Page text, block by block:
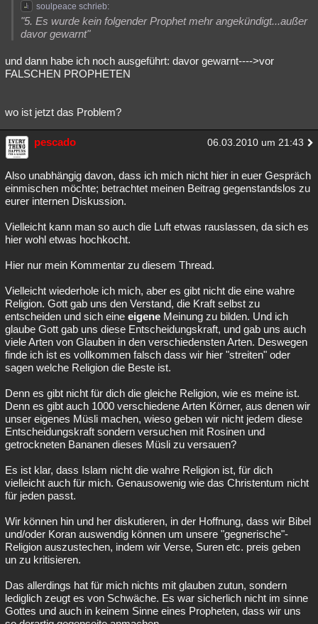
soulpeace schrieb:
"5. Es wurde kein folgender Prophet mehr angekündigt...außer
davor gewarnt"
und dann habe ich noch ausgeführt: davor gewarnt---->vor
FALSCHEN PROPHETEN
wo ist jetzt das Problem?
pescado 06.03.2010 um 21:43
Also unabhängig davon, dass ich mich nicht hier in euer Gespräch
einmischen möchte; betrachtet meinen Beitrag gegenstandslos zu
eurer internen Diskussion.
Vielleicht kann man so auch die Luft etwas rauslassen, da sich es
hier wohl etwas hochkocht.
Hier nur mein Kommentar zu diesem Thread.
Vielleicht wiederhole ich mich, aber es gibt nicht die eine wahre
Religion. Gott gab uns den Verstand, die Kraft selbst zu
entscheiden und sich eine eigene Meinung zu bilden. Und ich
glaube Gott gab uns diese Entscheidungskraft, und gab uns auch
viele Arten von Glauben in den verschiedensten Arten. Deswegen
finde ich ist es vollkommen falsch dass wir hier "streiten" oder
sagen welche Religion die Beste ist.
Denn es gibt nicht für dich die gleiche Religion, wie es meine ist.
Denn es gibt auch 1000 verschiedene Arten Körner, aus denen wir
unser eigenes Müsli machen, wieso geben wir nicht jedem diese
Entscheidungskraft sondern versuchen mit Rosinen und
getrockneten Bananen dieses Müsli zu versauen?
Es ist klar, dass Islam nicht die wahre Religion ist, für dich
vielleicht auch für mich. Genausowenig wie das Christentum nicht
für jeden passt.
Wir können hin und her diskutieren, in der Hoffnung, dass wir Bibel
und/oder Koran auswendig können um unsere "gegnerische"-
Religion auszustechen, indem wir Verse, Suren etc. preis geben
un zu kritisieren.
Das allerdings hat für mich nichts mit glauben zutun, sondern
lediglich zeugt es von Schwäche. Es war sicherlich nicht im sinne
Gottes und auch in keinem Sinne eines Propheten, dass wir uns